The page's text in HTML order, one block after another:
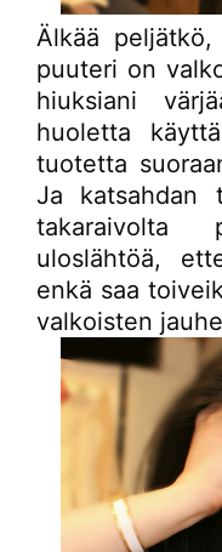
Älkää
puuteri on
hiuksiani
huoletta
tuotetta
Ja katsahdan
takaraivolta
uloslähtöä,
enkä saa
valkoisten